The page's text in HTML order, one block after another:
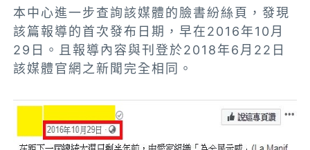
本中心進一步查詢該媒體的臉書紛絲頁，發現
該篇報導的首次發布日期，早在2016年10月
29日。且報導內容與刊登於2018年6月22日
該媒體官網之新聞完全相同。